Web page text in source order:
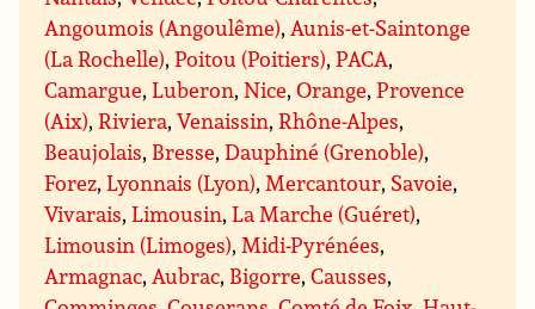
Angoumois (Angoulême), Aunis-et-Saintonge
(La Rochelle),Poitou (Poitiers),PACA,
Camargue,Luberon,Nice,Orange,Provence
(Aix),Riviera,Venaissin,Rhône-Alpes,
Beaujolais, Bresse,Dauphiné (Grenoble),
Forez,Lyonnais (Lyon), Mercantour, Savoie,
Vivarais,Limousin,La Marche (Guéret),
Limousin (Limoges), Midi-Pyrénées,
Armagnac, Aubrac, Bigorre,Causses,